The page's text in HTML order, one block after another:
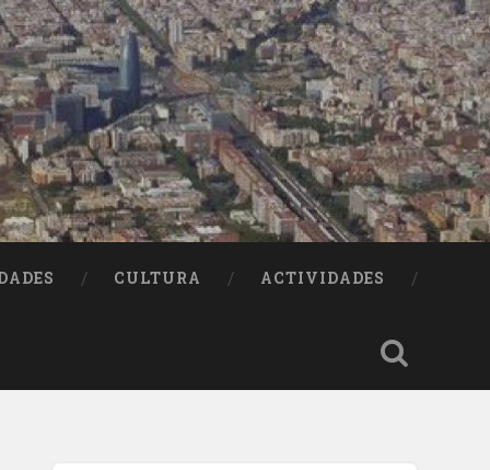
CULTURA ACTIVIDADES